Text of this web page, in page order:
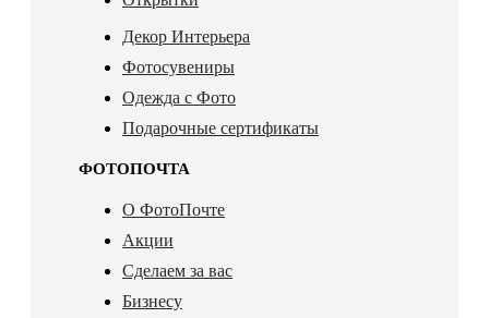
Декор Интерьера
Фотосувениры
Одежда с Фото
Подарочные сертификаты
ФОТОПОЧТА
О ФотоПочте
Акции
Сделаем за вас
Бизнесу